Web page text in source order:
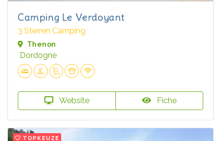
Camping Le Verdoyant
3 Sterren Camping
Thenon
Dordogne
Website Fiche
TOPKEUZE